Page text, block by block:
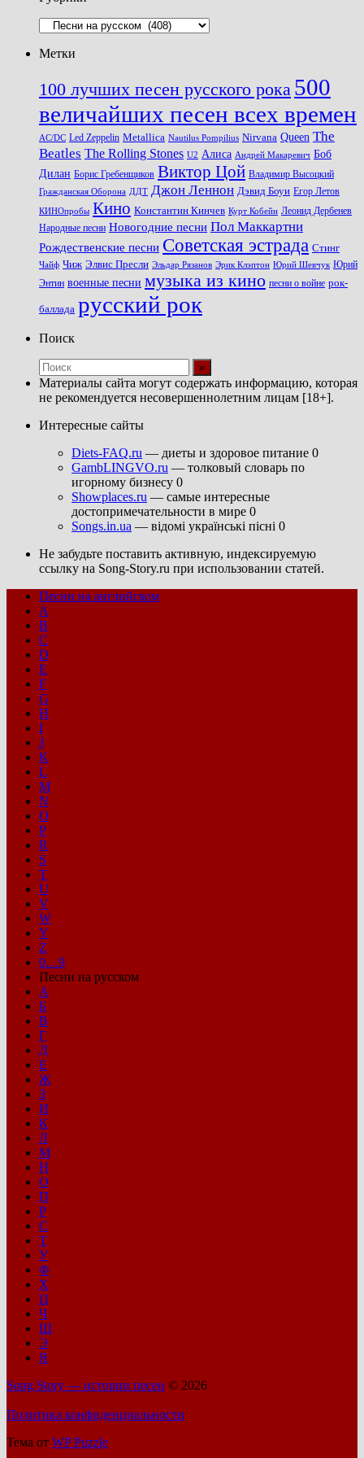
Рубрики
Метки
100 лучших песен русского рока 500
величайших песен всех времен
AC/DC Led Zeppelin Metallica Nautilus Pompilius Nirvana Queen The
Beatles The Rolling Stones U2 Алиса Андрей Макаревич Боб
Дилан Борис Гребенщиков Виктор Цой Владимир Высоцкий
Гражданская Оборона ДДТ Джон Леннон Дэвид Боуи Егор Летов
КИНОпробы Кино Константин Кинчев Курт Кобейн Леонид Дербенев
Народные песни Новогодние песни Пол Маккартни
Рождественские песни Советская эстрада Стинг
Чайф Чиж Элвис Пресли Эльдар Рязанов Эрик Клэптон Юрий Шевчук Юрий
Энтин военные песни музыка из кино песни о войне рок-
баллада русский рок
Поиск
Материалы сайта могут содержать информацию, которая
не рекомендуется несовершеннолетним лицам [18+].
Интересные сайты
Diets-FAQ.ru — диеты и здоровое питание 0
GambLINGVO.ru — толковый словарь по
игорному бизнесу 0
Showplaces.ru — самые интересные
достопримечательности в мире 0
Songs.in.ua — відомі українські пісні 0
Не забудьте поставить активную, индексируемую
ссылку на Song-Story.ru при использовании статей.
Песни на английском
A
B
C
D
E
F
G
H
I
J
K
L
M
N
O
P
R
S
T
U
V
W
Y
Z
0…9
Песни на русском
А
Б
В
Г
Д
Е
Ж
З
И
К
Л
М
Н
О
П
Р
С
Т
У
Ф
Х
Ц
Ч
Ш
Э
Я
Song Story — истории песен © 2026
Политика конфиденциальности
Тема от WP Puzzle